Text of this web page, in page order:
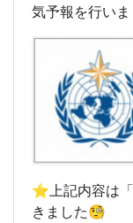
気予報を行い
⭐️上記内容は
きました🧐